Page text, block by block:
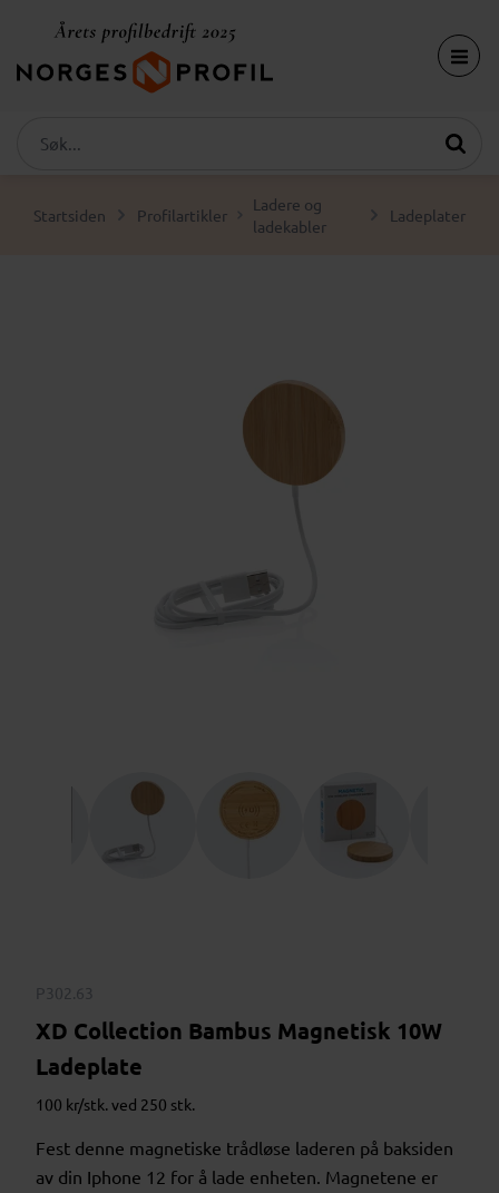
Startsiden Profilartikler
Ladere og
ladekabler
Ladeplater
P302.63
XD Collection Bambus Magnetisk 10W
Ladeplate
100 kr/stk. ved 250 stk.
Fest denne magnetiske trådløse laderen på baksiden
av din Iphone 12 for å lade enheten. Magnetene er